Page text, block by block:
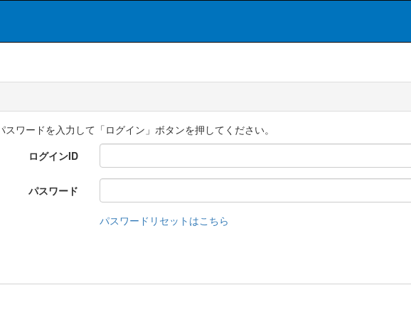
スワードを入力して「ログイン」ボタンを押してください。
ログインID
パスワード
パスワードリセットはこちら